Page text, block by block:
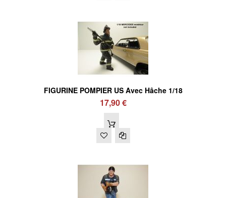
FIGURINE POMPIER US Avec Hâche 1/18
17,90 €